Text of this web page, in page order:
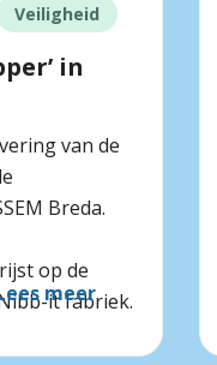
Veiligheid
in
van de
Breda.
op de
it fabriek.
meer